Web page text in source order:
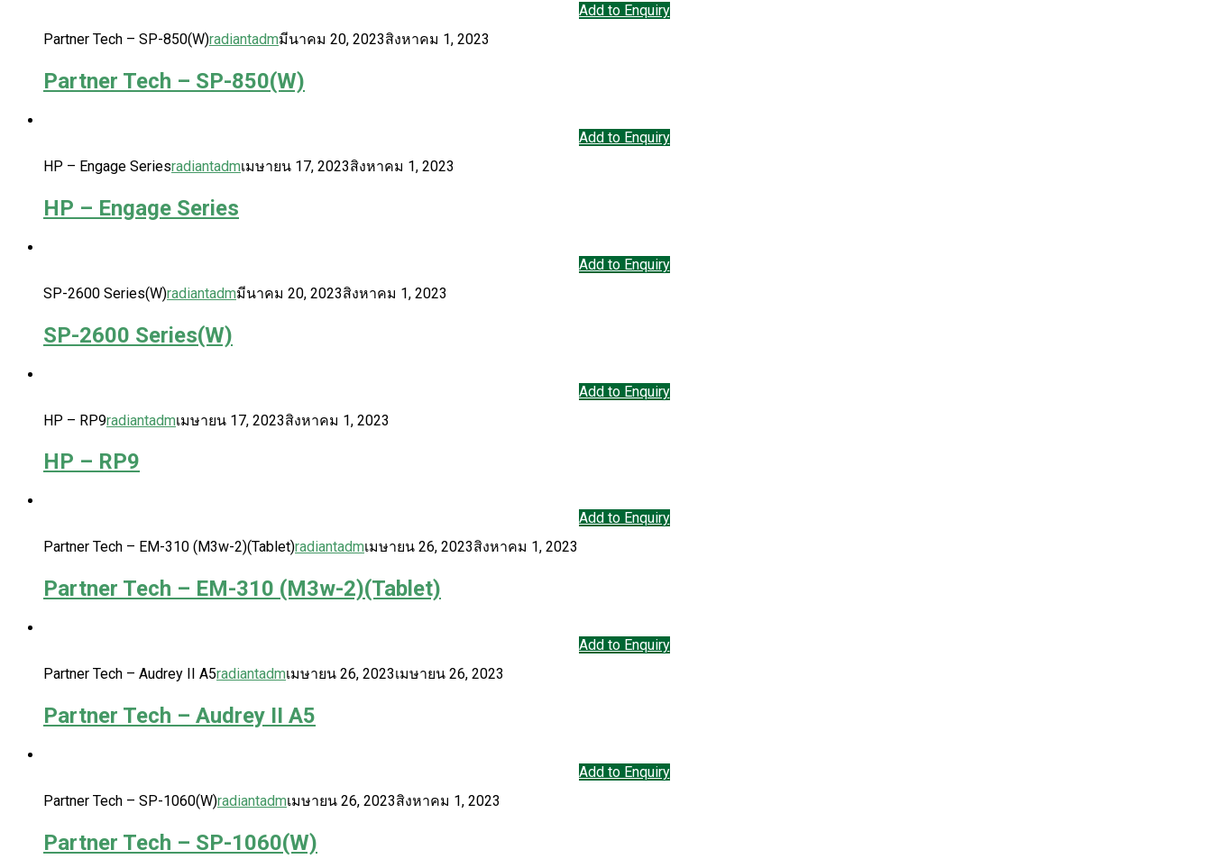
Add to Enquiry
Partner Tech – SP-850(W)radiantadmมีนาคม 20, 2023สิงหาคม 1, 2023
Partner Tech – SP-850(W)
Add to Enquiry
HP – Engage Seriesradiantadmเมษายน 17, 2023สิงหาคม 1, 2023
HP – Engage Series
Add to Enquiry
SP-2600 Series(W)radiantadmมีนาคม 20, 2023สิงหาคม 1, 2023
SP-2600 Series(W)
Add to Enquiry
HP – RP9radiantadmเมษายน 17, 2023สิงหาคม 1, 2023
HP – RP9
Add to Enquiry
Partner Tech – EM-310 (M3w-2)(Tablet)radiantadmเมษายน 26, 2023สิงหาคม 1, 2023
Partner Tech – EM-310 (M3w-2)(Tablet)
Add to Enquiry
Partner Tech – Audrey II A5radiantadmเมษายน 26, 2023เมษายน 26, 2023
Partner Tech – Audrey II A5
Add to Enquiry
Partner Tech – SP-1060(W)radiantadmเมษายน 26, 2023สิงหาคม 1, 2023
Partner Tech – SP-1060(W)